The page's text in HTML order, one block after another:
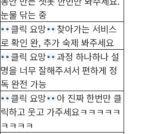
눈물 닦는 중
클릭 요망
찾아가는 서비스
로 확인 완, 추가 숙제 봐주세요
클릭 요망
과정 하나하나 설
명을 너무 잘해주셔서 편하게 정
독 완전 가능
클릭 요망
아 진짜 한번만 클
릭하고 웃고 가주세요ㅋㅋㅋㅋㅋ
ㅋㅋㅋㅋ